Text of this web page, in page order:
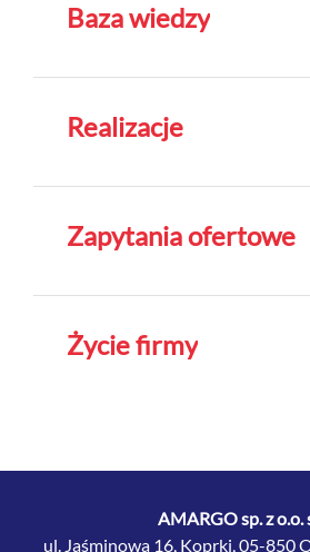
Baza wiedzy
Realizacje
Zapytania ofertowe
Życie firmy
AMARGO sp. z o.o.
ul. Jaśminowa 16, Koprki, 05-850